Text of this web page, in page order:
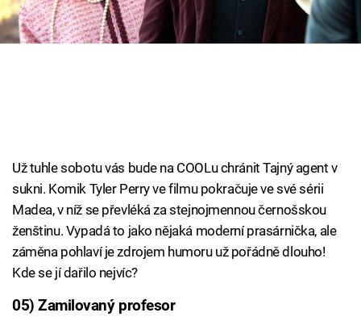
Cool Esport
Přihlášení
Sledujte nás
Už tuhle sobotu vás bude na COOLu chránit Tajný agent v
sukni. Komik Tyler Perry ve filmu pokračuje ve své sérii
Madea, v níž se převléká za stejnojmennou černošskou
ženštinu. Vypadá to jako nějaká moderní prasárnička, ale
záměna pohlaví je zdrojem humoru už pořádně dlouho!
Kde se jí dařilo nejvíc?
05) Zamilovaný profesor